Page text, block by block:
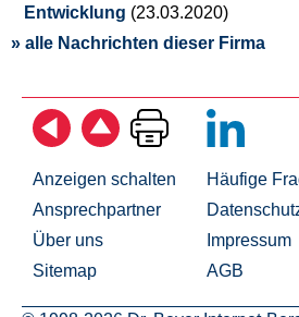
Entwicklung (23.03.2020)
» alle Nachrichten dieser Firma
Anzeigen schalten
Ansprechpartner
Über uns
Sitemap
Häufige
Impressum
AGB